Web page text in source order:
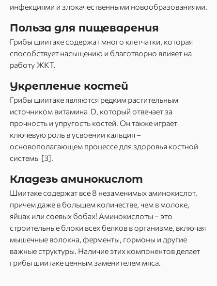
инфекциями и злокачественными новообразованиями.
Польза для пищеварения
Грибы шиитаке содержат много клетчатки, которая
способствует насыщению и благотворно влияет на
работу ЖКТ.
Укрепление костей
Грибы шиитаке являются редким растительным
источником витамина D, который отвечает за
прочность и упругость костей. Он также играет
ключевую роль в усвоении кальция –
основополагающем процессе для здоровья костной
системы [3].
Кладезь аминокислот
Шиитаке содержат все 8 незаменимых аминокислот,
причем даже в большем количестве, чем в молоке,
яйцах или соевых бобах! Аминокислоты – это
строительные блоки всех белков в организме, включая
мышечные волокна, ферменты, гормоны и другие
важные структуры. Наличие этих компонентов делает
грибы шиитаке ценным заменителем мяса.